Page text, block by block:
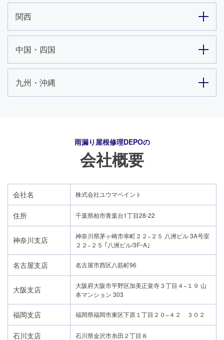
24時間365日対応
050-1883-0629
関西
中国・四国
九州・沖縄
雨漏り屋根修理DEPOの
会社概要
会社名 株式会社ユウマペイント
住所 千葉県柏市青葉台1丁目28-22
神奈川支店
神奈川県茅ヶ崎市幸町２２−２５ 八洲ビル 3A号室
２２−２５ ｢八洲ビル/3FｰA｣
名古屋支店 名古屋市西区八筋町96
大阪支店
大阪府大阪市平野区加美正覚寺３丁目４−１９ 山
本マンション 303
福岡支店 福岡県福岡市東区下原１丁目２０−４２ ３０２
石川支店 石川県金沢市糸田２丁目８